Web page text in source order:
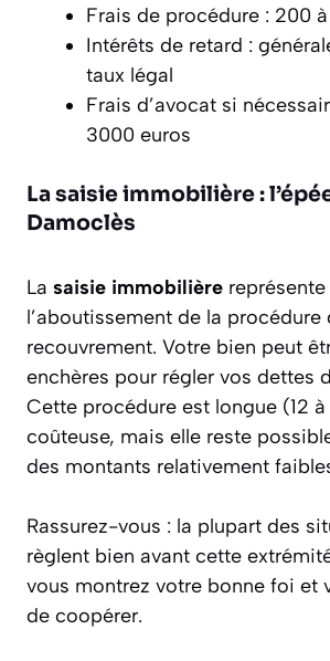
Frais de procédure : 200
Intérêts de retard :
taux légal
Frais d’avocat si
3000 euros
La saisie immobilière :
Damoclès
La saisie immobilière représente
l’aboutissement de la procédure
recouvrement. Votre bien peut
enchères pour régler vos dettes
Cette procédure est longue (12
coûteuse, mais elle reste
des montants relativement
Rassurez-vous : la plupart des
règlent bien avant cette
vous montrez votre bonne foi et
de coopérer.